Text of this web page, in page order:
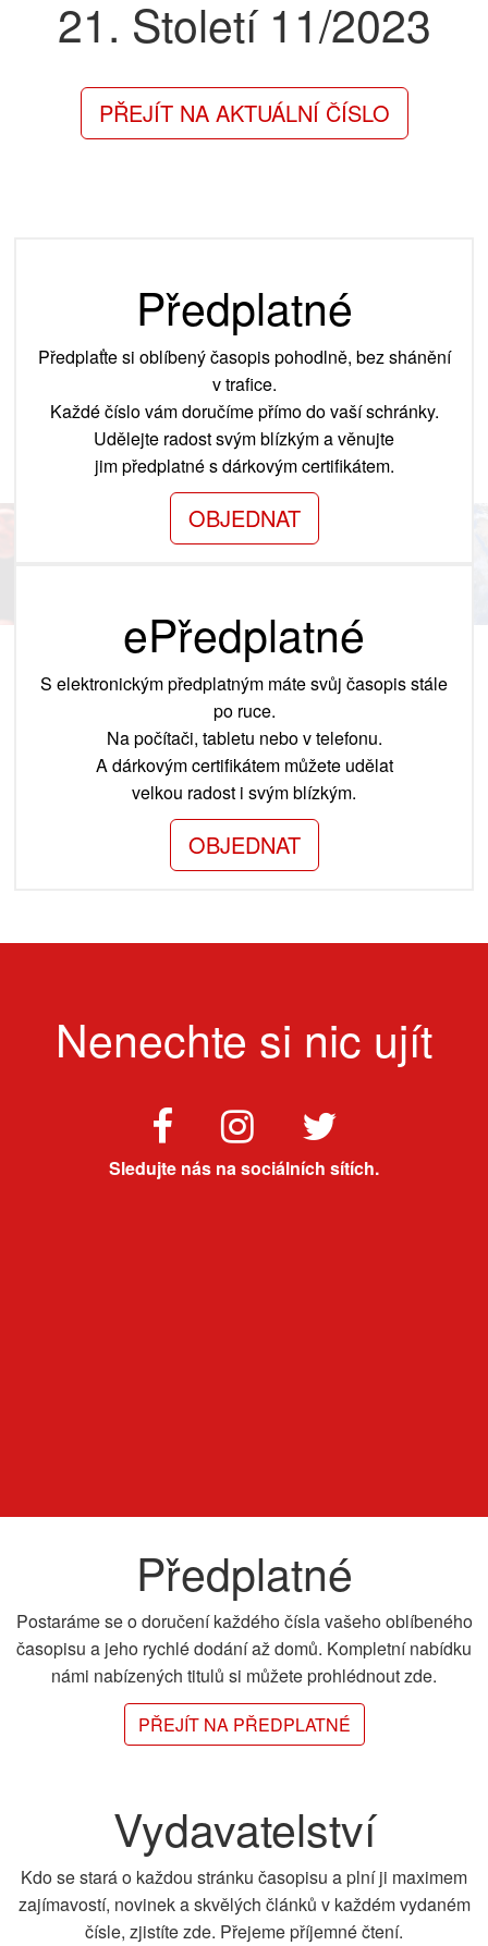
21. Století 11/2023
PŘEJÍT NA AKTUÁLNÍ ČÍSLO
Předplatné
Předplaťte si oblíbený časopis pohodlně, bez shánění
v trafice.
Každé číslo vám doručíme přímo do vaší schránky.
Udělejte radost svým blízkým a věnujte
jim předplatné s dárkovým certifikátem.
OBJEDNAT
ePředplatné
S elektronickým předplatným máte svůj časopis stále
po ruce.
Na počítači, tabletu nebo v telefonu.
A dárkovým certifikátem můžete udělat
velkou radost i svým blízkým.
OBJEDNAT
Nenechte si nic ujít
Sledujte nás na sociálních sítích.
Předplatné
Postaráme se o doručení každého čísla vašeho oblíbeného
časopisu a jeho rychlé dodání až domů. Kompletní nabídku
námi nabízených titulů si můžete prohlédnout zde.
PŘEJÍT NA PŘEDPLATNÉ
Vydavatelství
Kdo se stará o každou stránku časopisu a plní ji maximem
zajímavostí, novinek a skvělých článků v každém vydaném
čísle, zjistíte zde. Přejeme příjemné čtení.